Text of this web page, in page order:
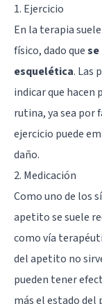
1. Ejercicio
En la terapia
físico, dado que
esquelética. Las
indicar que hacen
rutina, ya sea por
ejercicio puede
daño.
2. Medicación
Como uno de los
apetito se suele
como vía
del apetito no
pueden tener
más el estado del